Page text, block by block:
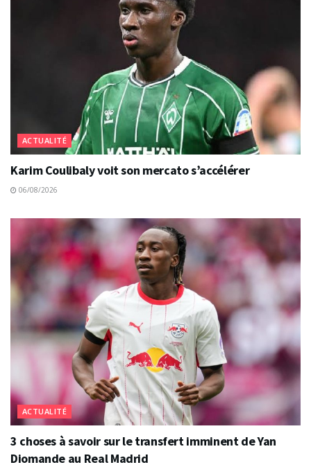
ACTUALITÉ
Karim Coulibaly voit son mercato s’accélérer
06/08/2026
ACTUALITÉ
3 choses à savoir sur le transfert imminent de Yan
Diomande au Real Madrid